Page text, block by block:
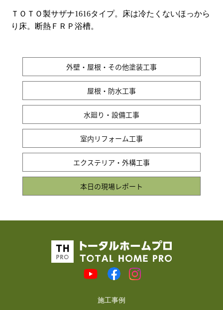
ＴＯＴＯ製サザナ1616タイプ。床は冷たくないほっから
り床。断熱ＦＲＰ浴槽。
外壁・屋根・その他塗装工事
屋根・防水工事
水廻り・設備工事
室内リフォーム工事
エクステリア・外構工事
本日の現場レポート
施工事例